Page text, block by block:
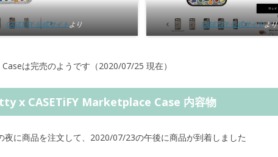
CASETiFY 公式サイト より CASETiFY 公式サイトより
は完売のようです（2020/07/25 現在）
x CASETiFY Marketplace Case 内容物
夜に商品を注文して、2020/07/23の午後に商品が到着しました